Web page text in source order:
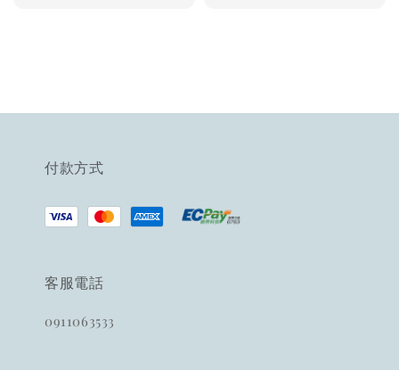
付款方式
客服電話
0911063533